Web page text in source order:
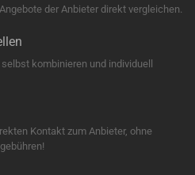
der Anbieter direkt vergleichen.
kombinieren und individuell
Kontakt zum Anbieter, ohne